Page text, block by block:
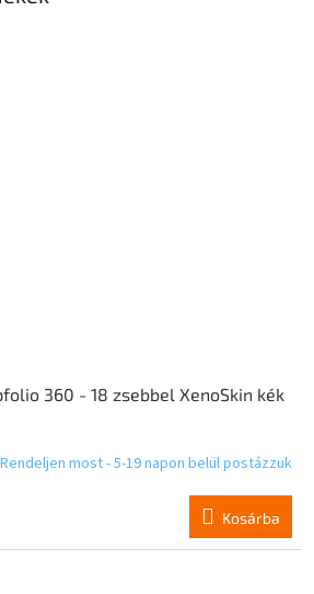
360 - 18 zsebbel XenoSkin kék
Rendeljen most - 5-19 napon belül postázzuk
Kosárba